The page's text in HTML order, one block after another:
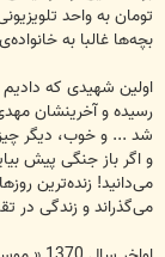
تومان به واحد
بچه‌ها غالبا به
اولین شهیدی كه
شد ... و خوب، دیگر
و اگر باز جنگی پیش
می‌دانید! زنده‌ترین
می‌گذراند و زندگی